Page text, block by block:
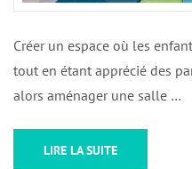
Créer un espace où les
tout en étant apprécié des
alors aménager une salle …
LIRE LA SUITE